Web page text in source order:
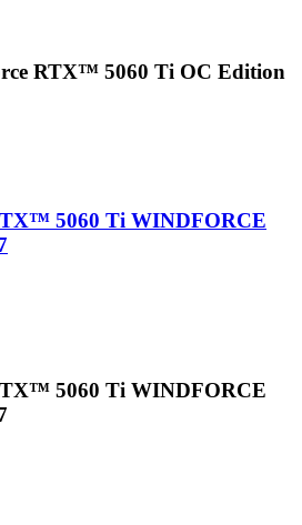
RTX™ 5060 Ti OC Edition
5060 Ti WINDFORCE
5060 Ti WINDFORCE